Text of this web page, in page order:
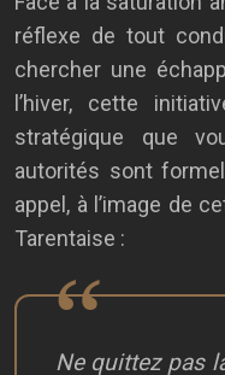
réflexe de tout
chercher une
l’hiver, cette
stratégique que
autorités sont
appel, à l’image de
Tarentaise :
Ne quittez pas